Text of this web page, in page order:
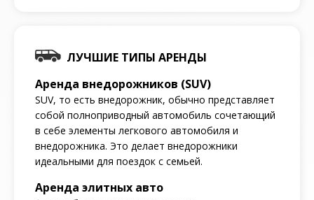
ЛУЧШИЕ ТИПЫ АРЕНДЫ
Аренда внедорожников (SUV)
SUV, то есть внедорожник, обычно представляет
собой полноприводный автомобиль сочетающий
в себе элементы легкового автомобиля и
внедорожника. Это делает внедорожники
идеальными для поездок с семьей.
Аренда элитных авто